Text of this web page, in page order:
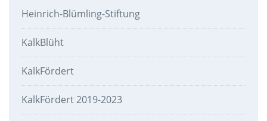
Heinrich-Blümling-Stiftung
KalkBlüht
KalkFördert
KalkFördert 2019-2023